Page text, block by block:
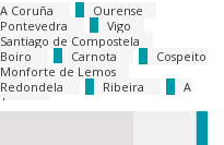
A Coruña
Ourense
Pontevedra
Vigo
Santiago de Compostela
Boiro
Carnota
Cospeito
Monforte de Lemos
Redondela
Ribeira
A